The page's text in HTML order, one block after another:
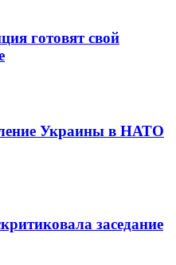
готовят свой
Украины в НАТО
заседание